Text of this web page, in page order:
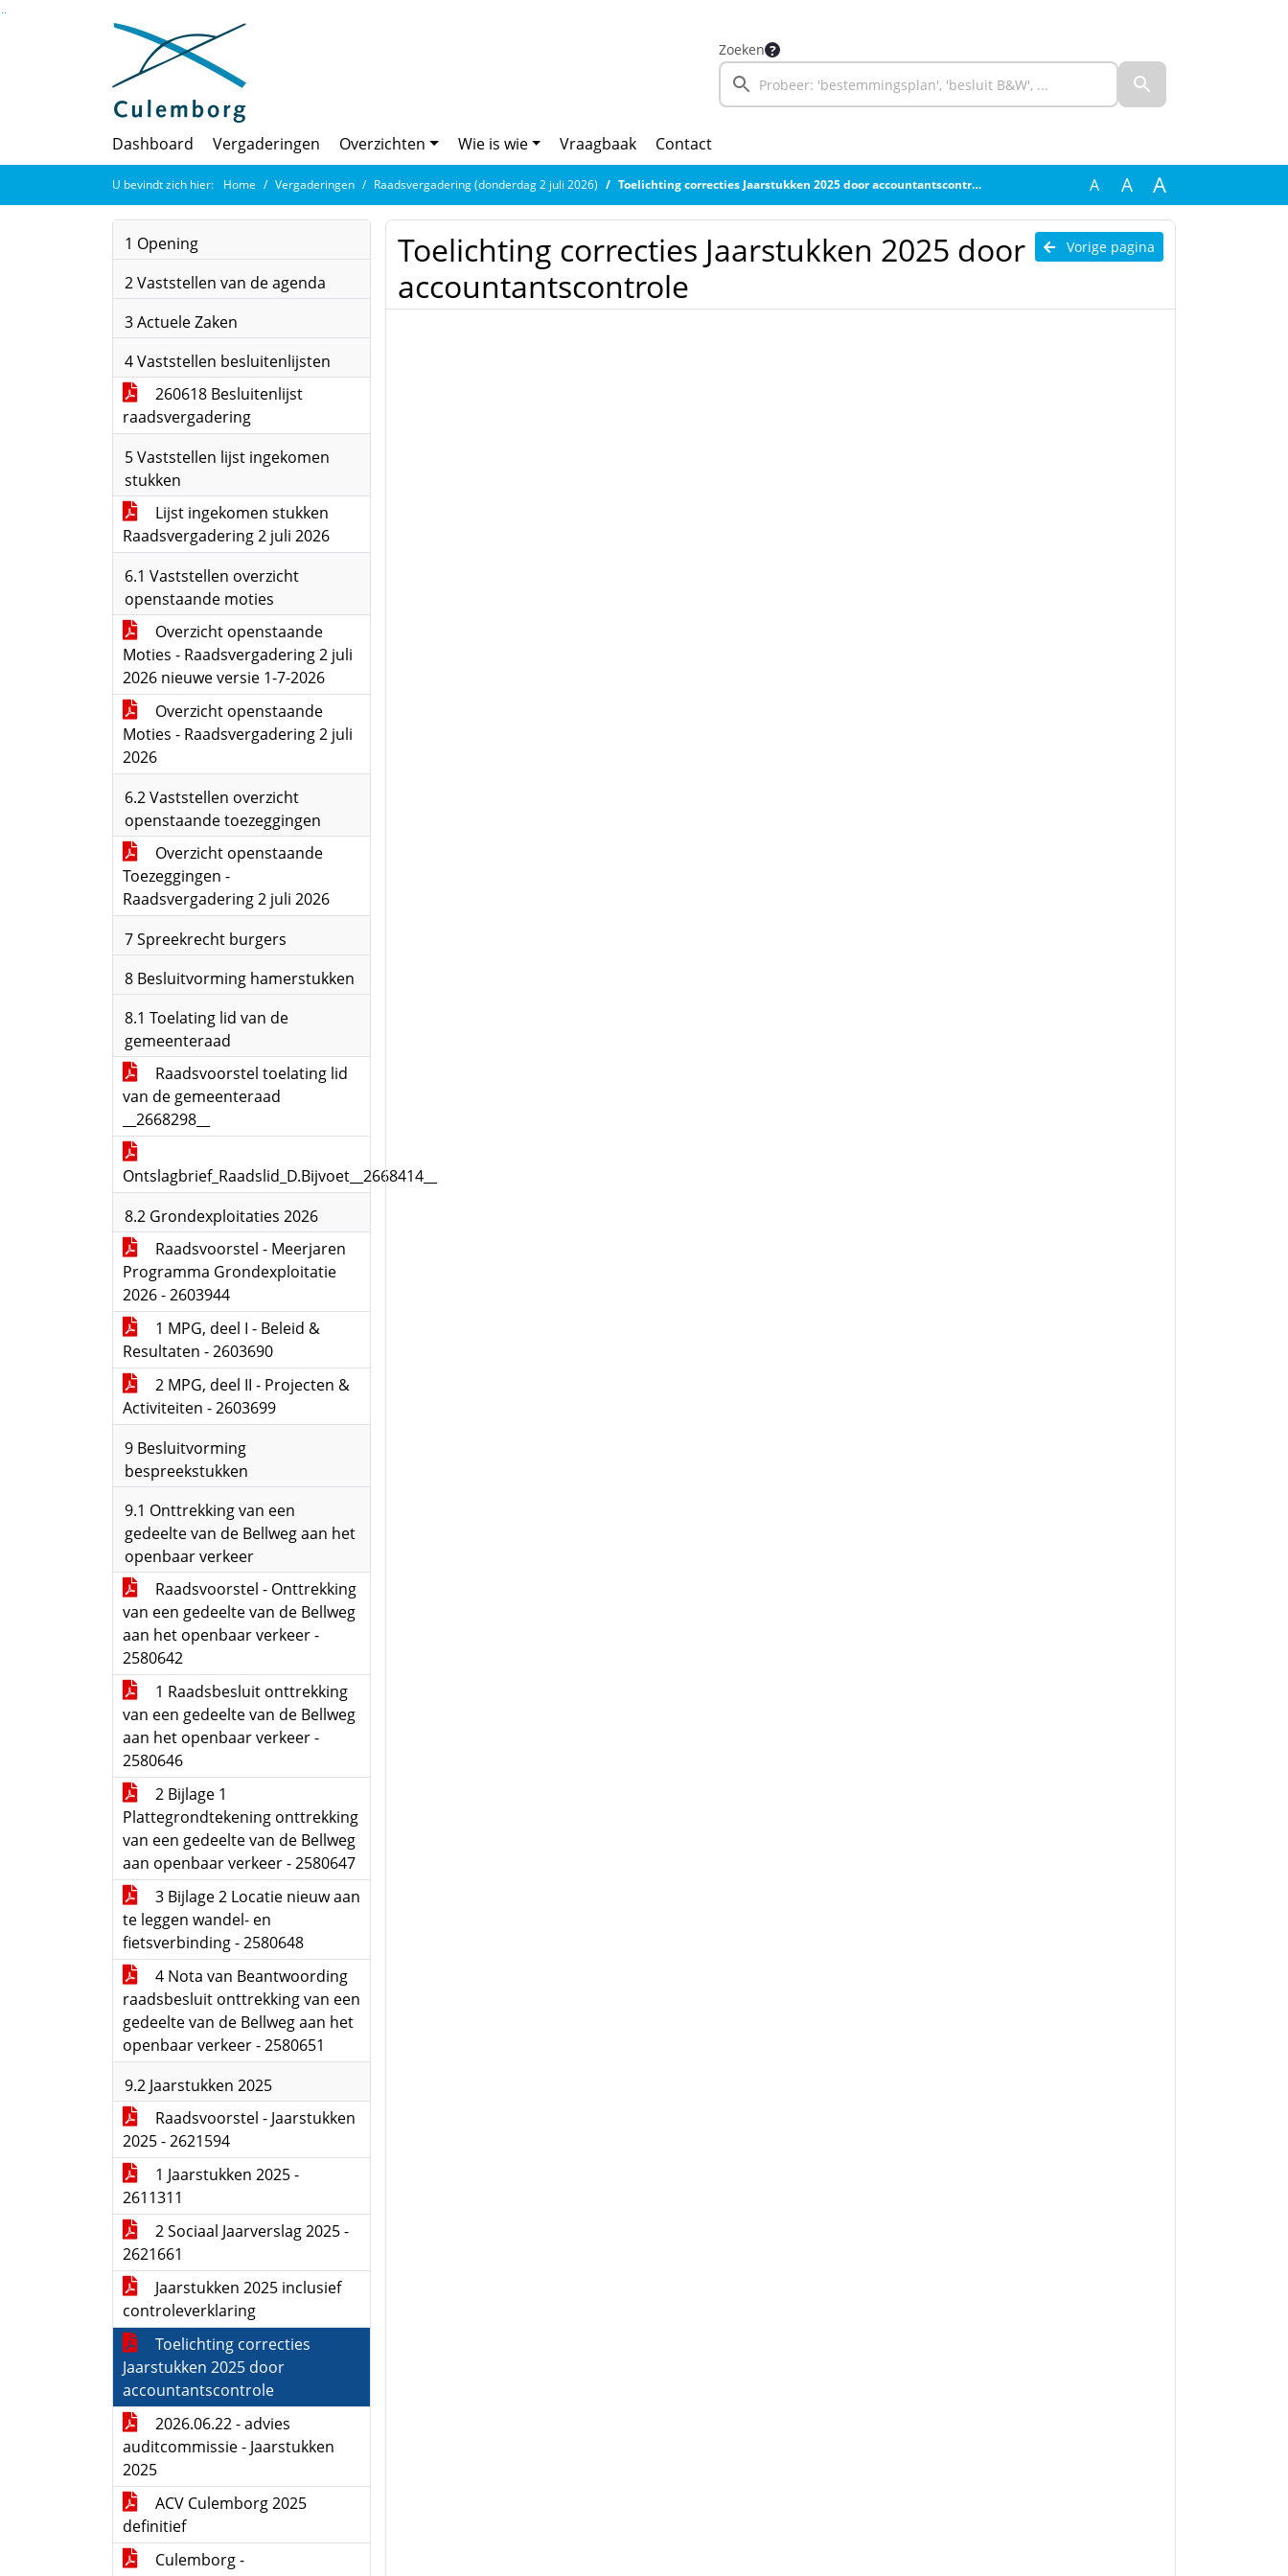
Ga naar de inhoud van deze pagina
Ga naar het zoeken
Ga naar het menu
Zoeken
Dashboard Vergaderingen Overzichten Wie is wie Vraagbaak Contact
U bevindt zich hier: Home Vergaderingen Raadsvergadering (donderdag 2 juli 2026) Toelichting correcties Jaarstukken 2025 door accountantscontrole A A A
1 Opening
2 Vaststellen van de agenda
3 Actuele Zaken
4 Vaststellen besluitenlijsten
260618 Besluitenlijst
raadsvergadering
5 Vaststellen lijst ingekomen
stukken
Lijst ingekomen stukken
Raadsvergadering 2 juli 2026
6.1 Vaststellen overzicht
openstaande moties
Overzicht openstaande
Moties - Raadsvergadering 2 juli
2026 nieuwe versie 1-7-2026
Overzicht openstaande
Moties - Raadsvergadering 2 juli
2026
6.2 Vaststellen overzicht
openstaande toezeggingen
Overzicht openstaande
Toezeggingen -
Raadsvergadering 2 juli 2026
7 Spreekrecht burgers
8 Besluitvorming hamerstukken
8.1 Toelating lid van de
gemeenteraad
Raadsvoorstel toelating lid
van de gemeenteraad
__2668298__
Ontslagbrief_Raadslid_D.Bijvoet__2668414__
8.2 Grondexploitaties 2026
Raadsvoorstel - Meerjaren
Programma Grondexploitatie
2026 - 2603944
1 MPG, deel I - Beleid &
Resultaten - 2603690
2 MPG, deel II - Projecten &
Activiteiten - 2603699
9 Besluitvorming
bespreekstukken
9.1 Onttrekking van een
gedeelte van de Bellweg aan het
openbaar verkeer
Raadsvoorstel - Onttrekking
van een gedeelte van de Bellweg
aan het openbaar verkeer -
2580642
1 Raadsbesluit onttrekking
van een gedeelte van de Bellweg
aan het openbaar verkeer -
2580646
2 Bijlage 1
Plattegrondtekening onttrekking
van een gedeelte van de Bellweg
aan openbaar verkeer - 2580647
3 Bijlage 2 Locatie nieuw aan
te leggen wandel- en
fietsverbinding - 2580648
4 Nota van Beantwoording
raadsbesluit onttrekking van een
gedeelte van de Bellweg aan het
openbaar verkeer - 2580651
9.2 Jaarstukken 2025
Raadsvoorstel - Jaarstukken
2025 - 2621594
1 Jaarstukken 2025 -
2611311
2 Sociaal Jaarverslag 2025 -
2621661
Jaarstukken 2025 inclusief
controleverklaring
Toelichting correcties
Jaarstukken 2025 door
accountantscontrole
2026.06.22 - advies
auditcommissie - Jaarstukken
2025
ACV Culemborg 2025
definitief
Culemborg -
Vorige pagina
Toelichting correcties Jaarstukken 2025 door
accountantscontrole